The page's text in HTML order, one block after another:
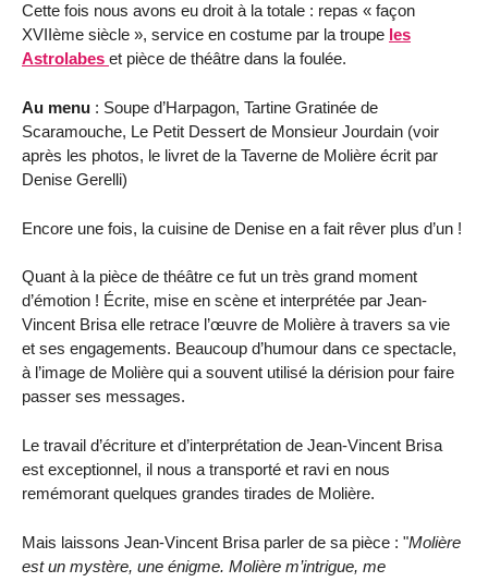
Cette fois nous avons eu droit à la totale : repas « façon
XVIIème siècle », service en costume par la troupe les
Astrolabes et pièce de théâtre dans la foulée.
Au menu : Soupe d’Harpagon, Tartine Gratinée de
Scaramouche, Le Petit Dessert de Monsieur Jourdain (voir
après les photos, le livret de la Taverne de Molière écrit par
Denise Gerelli)
Encore une fois, la cuisine de Denise en a fait rêver plus d’un !
Quant à la pièce de théâtre ce fut un très grand moment
d’émotion ! Écrite, mise en scène et interprétée par Jean-
Vincent Brisa elle retrace l’œuvre de Molière à travers sa vie
et ses engagements. Beaucoup d’humour dans ce spectacle,
à l’image de Molière qui a souvent utilisé la dérision pour faire
passer ses messages.
Le travail d’écriture et d’interprétation de Jean-Vincent Brisa
est exceptionnel, il nous a transporté et ravi en nous
remémorant quelques grandes tirades de Molière.
Mais laissons Jean-Vincent Brisa parler de sa pièce : "Molière
est un mystère, une énigme. Molière m’intrigue, me